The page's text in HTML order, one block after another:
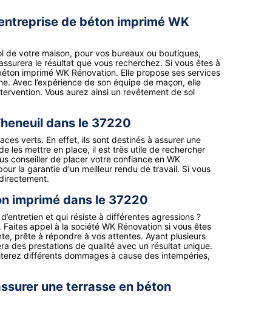
de béton imprimé WK
de votre maison, pour vos bureaux ou boutiques,
le résultat que vous recherchez. Si vous êtes à
imprimé WK Rénovation. Elle propose ses services
Avec l’expérience de son équipe de maçon, elle
Vous aurez ainsi un revêtement de sol
dans le 37220
verts. En effet, ils sont destinés à assurer une
les mettre en place, il est très utile de rechercher
conseiller de placer votre confiance en WK
la garantie d'un meilleur rendu de travail. Si vous
imprimé dans le 37220
et qui résiste à différentes agressions ?
appel à la société WK Rénovation si vous êtes
prête à répondre à vos attentes. Ayant plusieurs
des prestations de qualité avec un résultat unique.
différents dommages à cause des intempéries,
une terrasse en béton